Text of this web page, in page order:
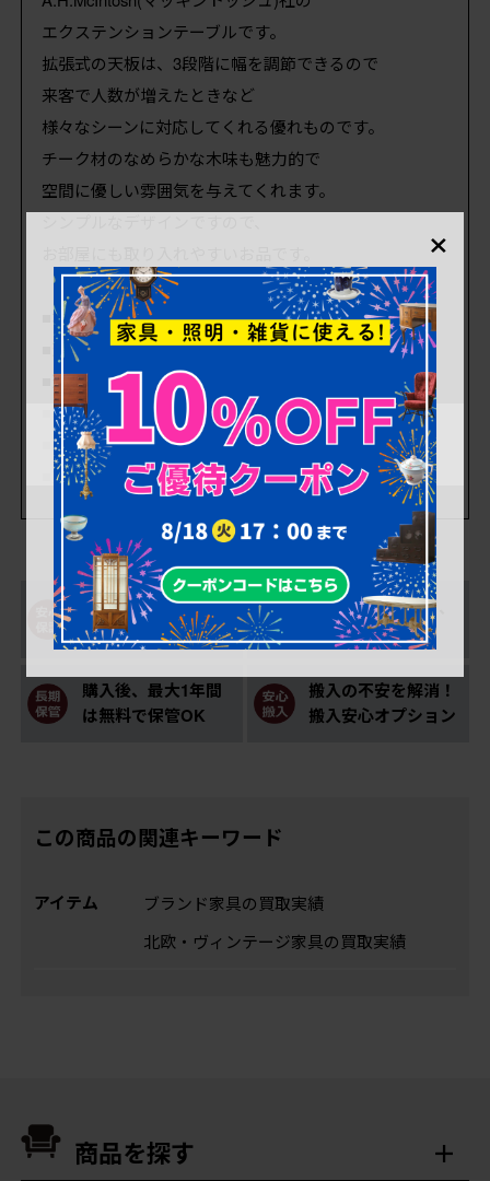
エクステンションテーブルです。
拡張式の天板は、3段階に幅を調節できるので
来客で人数が増えたときなど
様々なシーンに対応してくれる優れものです。
チーク材のなめらかな木味も魅力的で
空間に優しい雰囲気を与えてくれます。
■本体サイズ 高さ:740mm 幅:2360mm 奥行:895mm
■天板の幅 (3段階)1595mm・1980mm・2360mm
■天板内分け (左右)各800mm/(中央)各380mm
■幕板の下 650mm
■脚幅 1155mm
■重量 約38kg
購入後も安心！アフ
ター修理サポート
一部対象外を除き、
返品可能！
購入後、最大1年間
は無料で保管OK
搬入の不安を解消！
搬入安心オプション
この商品の関連キーワード
アイテム
ブランド家具の買取実績
北欧・ヴィンテージ家具の買取実績
商品を探す
×